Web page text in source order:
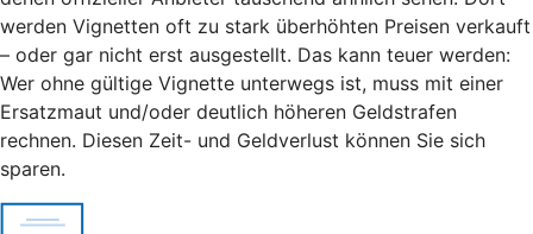
werden Vignetten oft zu stark überhöhten Preisen verkauft
– oder gar nicht erst ausgestellt. Das kann teuer werden:
Wer ohne gültige Vignette unterwegs ist, muss mit einer
Ersatzmaut und/oder deutlich höheren Geldstrafen
rechnen. Diesen Zeit- und Geldverlust können Sie sich
sparen.